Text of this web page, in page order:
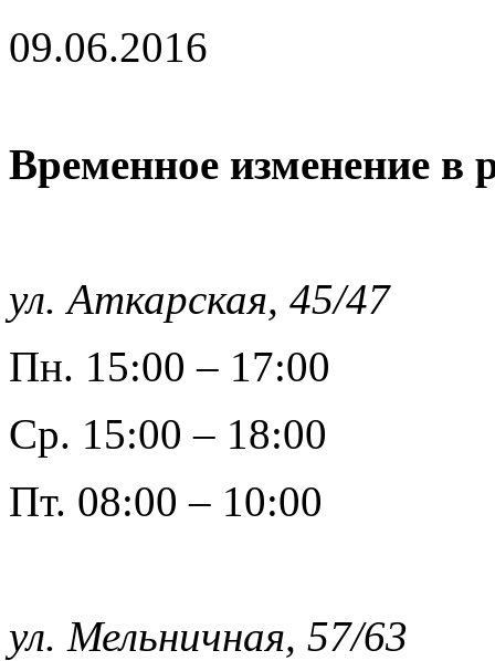
09.06.2016
Временное изменение в
ул. Аткарская, 45/47
Пн. 15:00 – 17:00
Ср. 15:00 – 18:00
Пт. 08:00 – 10:00
ул. Мельничная, 57/63